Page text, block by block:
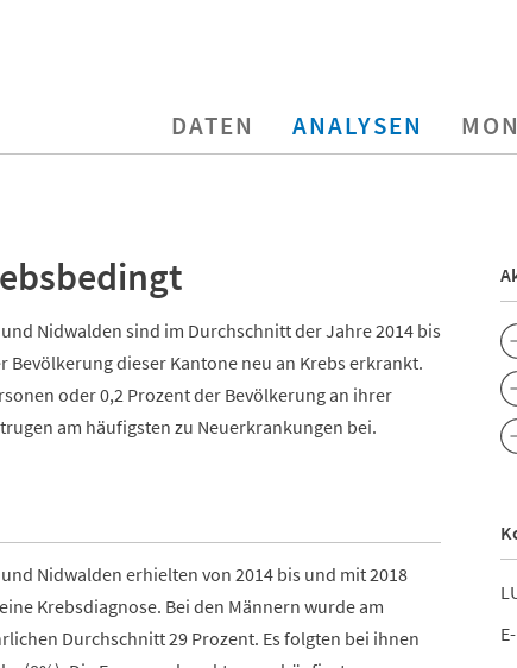
DATEN ANALYSEN
Nidwalden sind im Durchschnitt der Jahre 2014 bis
dieser Kantone neu an Krebs erkrankt.
oder 0,2 Prozent der Bevölkerung an ihrer
am häufigsten zu Neuerkrankungen bei.
Nidwalden erhielten von 2014 bis und mit 2018
Krebsdiagnose. Bei den Männern wurde am
Durchschnitt 29 Prozent. Es folgten bei ihnen